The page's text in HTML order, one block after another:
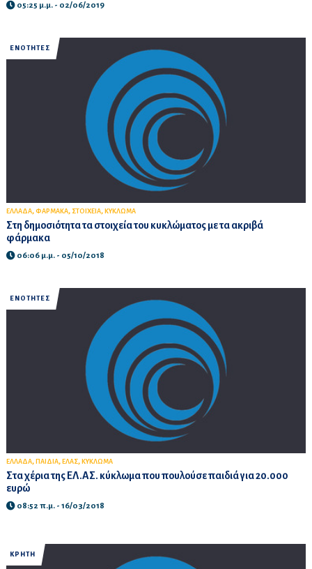
05:25 μ.μ. - 02/06/2019
ΕΝΟΤΗΤΕΣ
ΕΛΛΑΔΑ, ΦΑΡΜΑΚΑ, ΣΤΟΙΧΕΙΑ, ΚΥΚΛΩΜΑ
Στη δημοσιότητα τα στοιχεία του κυκλώματος με τα ακριβά
φάρμακα
06:06 μ.μ. - 05/10/2018
ΕΝΟΤΗΤΕΣ
ΕΛΛΑΔΑ, ΠΑΙΔΙΑ, ΕΛΑΣ, ΚΥΚΛΩΜΑ
Στα χέρια της ΕΛ.ΑΣ. κύκλωμα που πουλούσε παιδιά για 20.000
ευρώ
08:52 π.μ. - 16/03/2018
ΚΡΗΤΗ